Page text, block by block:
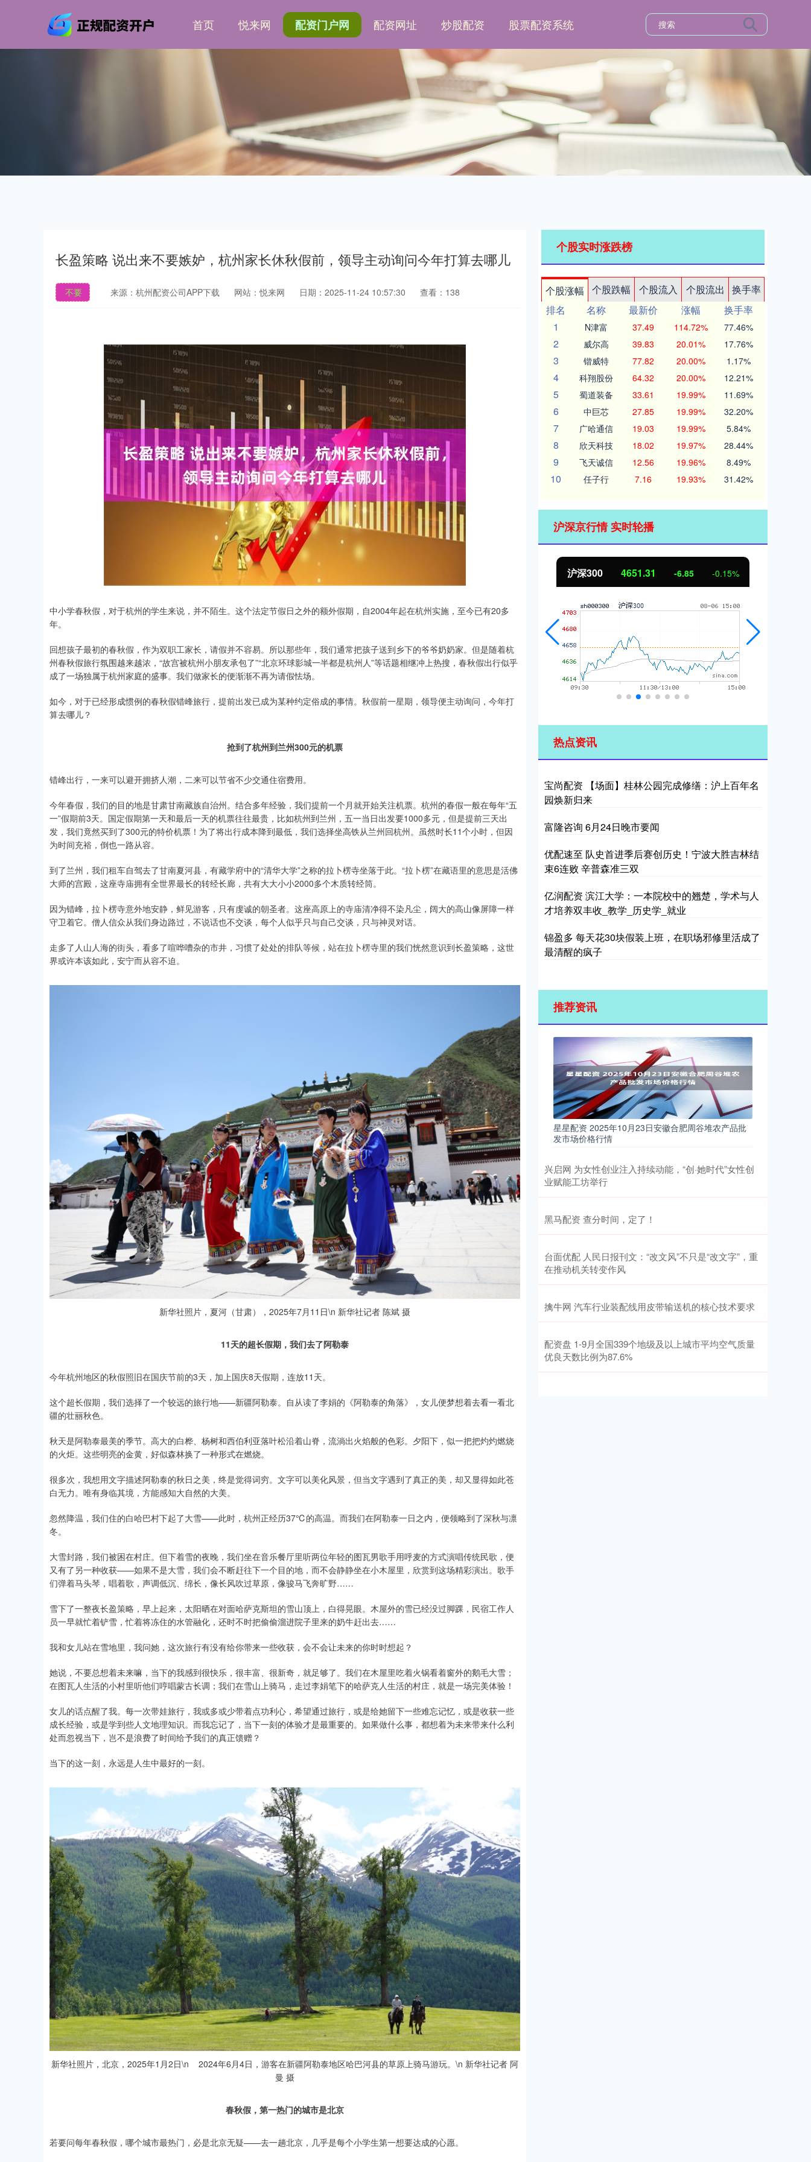
首页 悦来网 配资门户网 配资网址 炒股配资 股票配资系统
长盈策略 说出来不要嫉妒，杭州家长休秋假前，领导主动询问今年打算去哪儿
不要 来源：杭州配资公司APP下载 网站：悦来网 日期：2025-11-24 10:57:30 查看：138
中小学春秋假，对于杭州的学生来说，并不陌生。这个法定节假日之外的额外假期，自2004年起在杭州实施，至今已有20多
年。
回想孩子最初的春秋假，作为双职工家长，请假并不容易。所以那些年，我们通常把孩子送到乡下的爷爷奶奶家。但是随着杭
州春秋假旅行氛围越来越浓，“故宫被杭州小朋友承包了”“北京环球影城一半都是杭州人”等话题相继冲上热搜，春秋假出行似乎
成了一场独属于杭州家庭的盛事。我们做家长的便渐渐不再为请假怯场。
如今，对于已经形成惯例的春秋假错峰旅行，提前出发已成为某种约定俗成的事情。秋假前一星期，领导便主动询问，今年打
算去哪儿？
抢到了杭州到兰州300元的机票
错峰出行，一来可以避开拥挤人潮，二来可以节省不少交通住宿费用。
今年春假，我们的目的地是甘肃甘南藏族自治州。结合多年经验，我们提前一个月就开始关注机票。杭州的春假一般在每年“五
一”假期前3天。国定假期第一天和最后一天的机票往往最贵，比如杭州到兰州，五一当日出发要1000多元，但是提前三天出
发，我们竟然买到了300元的特价机票！为了将出行成本降到最低，我们选择坐高铁从兰州回杭州。虽然时长11个小时，但因
为时间充裕，倒也一路从容。
到了兰州，我们租车自驾去了甘南夏河县，有藏学府中的“清华大学”之称的拉卜楞寺坐落于此。“拉卜楞”在藏语里的意思是活佛
大师的宫殿，这座寺庙拥有全世界最长的转经长廊，共有大大小小2000多个木质转经筒。
因为错峰，拉卜楞寺意外地安静，鲜见游客，只有虔诚的朝圣者。这座高原上的寺庙清净得不染凡尘，阔大的高山像屏障一样
守卫着它。僧人信众从我们身边路过，不说话也不交谈，每个人似乎只与自己交谈，只与神灵对话。
走多了人山人海的街头，看多了喧哗嘈杂的市井，习惯了处处的排队等候，站在拉卜楞寺里的我们恍然意识到长盈策略，这世
界或许本该如此，安宁而从容不迫。
新华社照片，夏河（甘肃），2025年7月11日\n 新华社记者 陈斌 摄
11天的超长假期，我们去了阿勒泰
今年杭州地区的秋假照旧在国庆节前的3天，加上国庆8天假期，连放11天。
这个超长假期，我们选择了一个较远的旅行地——新疆阿勒泰。自从读了李娟的《阿勒泰的角落》，女儿便梦想着去看一看北
疆的壮丽秋色。
秋天是阿勒泰最美的季节。高大的白桦、杨树和西伯利亚落叶松沿着山脊，流淌出火焰般的色彩。夕阳下，似一把把灼灼燃烧
的火炬。这些明亮的金黄，好似森林换了一种形式在燃烧。
很多次，我想用文字描述阿勒泰的秋日之美，终是觉得词穷。文字可以美化风景，但当文字遇到了真正的美，却又显得如此苍
白无力。唯有身临其境，方能感知大自然的大美。
忽然降温，我们住的白哈巴村下起了大雪——此时，杭州正经历37℃的高温。而我们在阿勒泰一日之内，便领略到了深秋与凛
冬。
大雪封路，我们被困在村庄。但下着雪的夜晚，我们坐在音乐餐厅里听两位年轻的图瓦男歌手用呼麦的方式演唱传统民歌，便
又有了另一种收获——如果不是大雪，我们会不断赶往下一个目的地，而不会静静坐在小木屋里，欣赏到这场精彩演出。歌手
们弹着马头琴，唱着歌，声调低沉、绵长，像长风吹过草原，像骏马飞奔旷野……
雪下了一整夜长盈策略，早上起来，太阳晒在对面哈萨克斯坦的雪山顶上，白得晃眼。木屋外的雪已经没过脚踝，民宿工作人
员一早就忙着铲雪，忙着将冻住的水管融化，还时不时把偷偷溜进院子里来的奶牛赶出去……
我和女儿站在雪地里，我问她，这次旅行有没有给你带来一些收获，会不会让未来的你时时想起？
她说，不要总想着未来嘛，当下的我感到很快乐，很丰富、很新奇，就足够了。我们在木屋里吃着火锅看着窗外的鹅毛大雪；
在图瓦人生活的小村里听他们哼唱蒙古长调；我们在雪山上骑马，走过李娟笔下的哈萨克人生活的村庄，就是一场完美体验！
女儿的话点醒了我。每一次带娃旅行，我或多或少带着点功利心，希望通过旅行，或是给她留下一些难忘记忆，或是收获一些
成长经验，或是学到些人文地理知识。而我忘记了，当下一刻的体验才是最重要的。如果做什么事，都想着为未来带来什么利
处而忽视当下，岂不是浪费了时间给予我们的真正馈赠？
当下的这一刻，永远是人生中最好的一刻。
新华社照片，北京，2025年1月2日\n 2024年6月4日，游客在新疆阿勒泰地区哈巴河县的草原上骑马游玩。\n 新华社记者 阿
曼 摄
春秋假，第一热门的城市是北京
若要问每年春秋假，哪个城市最热门，必是北京无疑——去一趟北京，几乎是每个小学生第一想要达成的心愿。
个股实时涨跌榜
个股涨幅 个股跌幅 个股流入 个股流出
换手率
排名
名称 最新价 涨幅
换手率
1
N津富 37.49 114.72% 77.46%
2 威尔高 39.83 20.01% 17.76%
3 锴威特 77.82 20.00% 1.17%
4 科翔股份 64.32 20.00% 12.21%
5 蜀道装备 33.61 19.99% 11.69%
6 中巨芯 27.85 19.99% 32.20%
7 广哈通信 19.03 19.99% 5.84%
8 欣天科技 18.02 19.97% 28.44%
9 飞天诚信 12.56 19.96% 8.49%
10 任子行 7.16 19.93% 31.42%
沪深京行情 实时轮播
-34.08 -0.24% 北证50 1122.88 3.42 0.30%
热点资讯
宝尚配资 【场面】桂林公园完成修缮：沪上百年名
园焕新归来
富隆咨询 6月24日晚市要闻
优配速至 队史首进季后赛创历史！宁波大胜吉林结
束6连败 辛普森准三双
亿润配资 滨江大学：一本院校中的翘楚，学术与人
才培养双丰收_教学_历史学_就业
锦盈多 每天花30块假装上班，在职场邪修里活成了
最清醒的疯子
推荐资讯
星星配资 2025年10月23日安徽合肥周谷堆农产品批
发市场价格行情
兴启网 为女性创业注入持续动能，“创·她时代”女性创
业赋能工坊举行
黑马配资 查分时间，定了！
台面优配 人民日报刊文：“改文风”不只是“改文字”，重
在推动机关转变作风
擒牛网 汽车行业装配线用皮带输送机的核心技术要求
配资盘 1-9月全国339个地级及以上城市平均空气质量
优良天数比例为87.6%